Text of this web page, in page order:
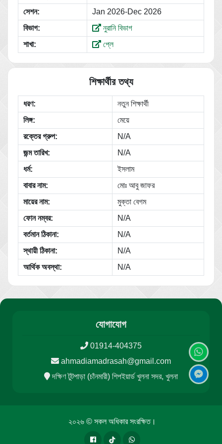
সেশন:
Jan 2026-Dec 2026
বিভাগ:
নুরানি বিভাগ
শাখা:
প্লে
শিক্ষার্থীর তথ্য
ধরণ:
নতুন শিক্ষার্থী
লিঙ্গ:
মেয়ে
রক্তের গ্রুপ:
N/A
জন্ম তারিখ:
N/A
ধর্ম:
ইসলাম
বাবার নাম:
মোঃ আবু জাফর
মায়ের নাম:
মুক্তা বেগম
ফোন নম্বর:
N/A
বর্তমান ঠিকানা:
N/A
স্থায়ী ঠিকানা:
N/A
আর্থিক অবস্থা:
N/A
যোগাযোগ
01914-404375
ahmadiamadrasah@gmail.com
দক্ষিণ টুটপাড়া (চাঁনমারী) শিপইয়ার্ড খুলনা সদর, খুলনা
২০২৬ © সকল অধিকার সংরক্ষিত।